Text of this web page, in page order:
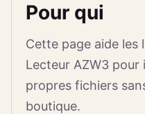
Pour qui
Cette page aide les
Lecteur AZW3 pour
propres fichiers
boutique.